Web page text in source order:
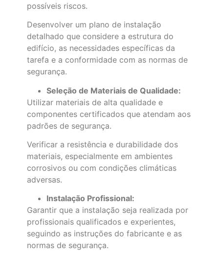
possíveis riscos.
Desenvolver um plano de instalação
detalhado que considere a estrutura do
edifício, as necessidades específicas da
tarefa e a conformidade com as normas de
segurança.
Seleção de Materiais de Qualidade:
Utilizar materiais de alta qualidade e
componentes certificados que atendam aos
padrões de segurança.
Verificar a resistência e durabilidade dos
materiais, especialmente em ambientes
corrosivos ou com condições climáticas
adversas.
Instalação Profissional:
Garantir que a instalação seja realizada por
profissionais qualificados e experientes,
seguindo as instruções do fabricante e as
normas de segurança.